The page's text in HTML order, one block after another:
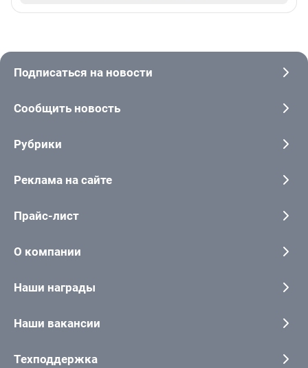
Подписаться на новости
Сообщить новость
Рубрики
Реклама на сайте
Прайс-лист
О компании
Наши награды
Наши вакансии
Техподдержка